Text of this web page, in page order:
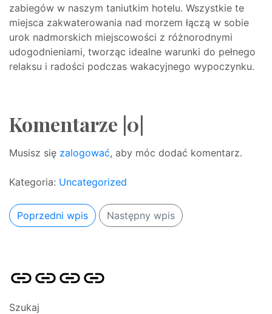
zabiegów w naszym taniutkim hotelu. Wszystkie te
miejsca zakwaterowania nad morzem łączą w sobie
urok nadmorskich miejscowości z różnorodnymi
udogodnieniami, tworząc idealne warunki do pełnego
relaksu i radości podczas wakacyjnego wypoczynku.
Komentarze |0|
Musisz się zalogować, aby móc dodać komentarz.
Kategoria: Uncategorized
Poprzedni wpis Następny wpis
Strona
główna
Pozycjonowanie
Stron
SKLEP
SEO
BLOG
Szukaj